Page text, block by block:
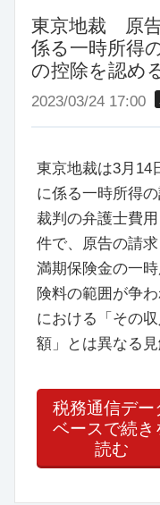
東京地裁 原
係る一時所得
の控除を認め
2023/03/24 17:00
東京地裁は3月14
に係る一時所得
裁判の弁護士費
件で、原告の請
満期保険金の一
険料の範囲が争
における「その
額」とは異なる見
税務通信デー
ベースで続き
読む